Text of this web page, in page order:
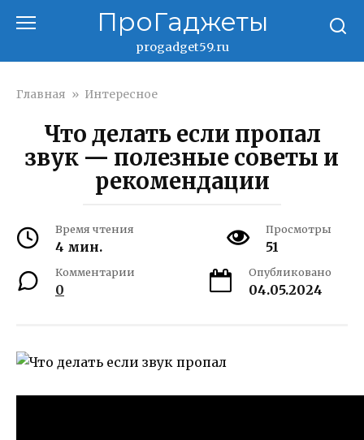
ПроГаджеты
progadget59.ru
Главная » Интересное
Что делать если пропал
звук — полезные советы и
рекомендации
Время чтения
4 мин.
Просмотры
51
Комментарии
0
Опубликовано
04.05.2024